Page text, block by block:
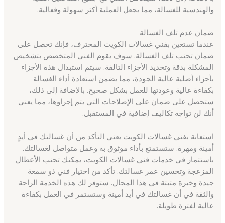
والهندسية للغسالة، مما يجعل العملية أكثر سهولة وفعالية.
ضمان عدم تلف الغسالة
عندما تستعين بفني غسالات الكويت المحترف، فإنك تحصل على
ضمان تجنب تلف الغسالة. سوف يقوم الفني المتخصص بتشخيص
المشكلة بدقة وتحديد الأجزاء التالفة. سيتم استبدال هذه الأجزاء
بأجزاء أصلية عالية الجودة، مما يضمن استعادة أداء الغسالة
بكفاءة عالية وعودتها للعمل بشكل صحيح. بالإضافة إلى ذلك،
ستحصل على ضمان على الإصلاحات التي يتم إجراؤها، مما يعني
أنك لن تواجه تكاليف إضافية في المستقبل.
استعانة بفني غسالات الكويت يعني التأكد من أن غسالتك في أيدٍ
أمينة ومهرة. ستستمتع بأداء موثوق به وعمل متواصل لغسالتك.
باستثمار في خدمات فني غسالات الكويت، يمكنك تجنب الأعطال
المزعجة وتحسين عمر غسالتك. تأكد من اختيار فني ذو سمعة
جيدة وخبرة مثبتة في هذا المجال. ستوفر لك هذه الخدمة الراحة
والثقة في أن غسالتك في أيد أمينة وستستمر في العمل بكفاءة
عالية لفترة طويلة.